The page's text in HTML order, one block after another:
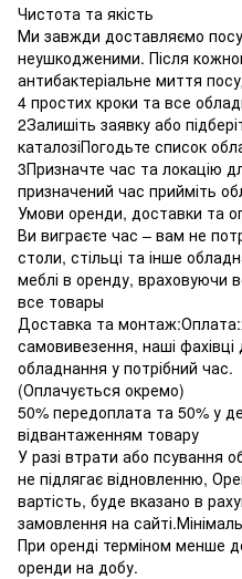
Чистота та якість
Ми завжди доставляємо
неушкодженими. Після
антибактеріальне миття
4 простих кроки та все
2Залишіть заявку або
каталозіПогодьте список
3Призначте час та локацію
призначений час прийміть
Умови оренди, доставки та
Ви виграєте час – вам не
столи, стільці та інше
меблі в оренду, враховуючи
все товары
Доставка та
самовивезення, наші
обладнання у потрібний час.
(Оплачується окремо)
50% передоплата та 50% у
відвантаженням товару
У разі втрати або псування
не підлягає відновленню,
вартість, буде вказано в
замовлення на
При оренді терміном менше
оренди на добу.